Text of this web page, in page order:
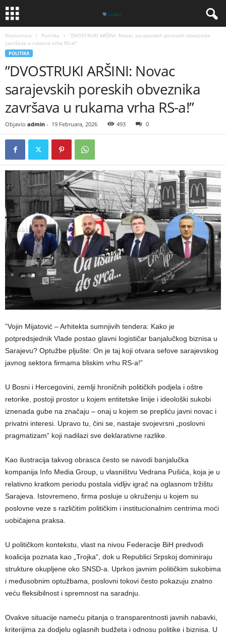
Naslovnica Politika
​”DVOSTRUKI ARŠINI: Novac sarajevskih poreskih obveznika
završava u rukama vrha RS-a!”
POLITIKA
​”DVOSTRUKI ARŠINI: Novac
sarajevskih poreskih obveznika
završava u rukama vrha RS-a!”
Objavio admin - 19 Februara, 2026 493 0
​”Vojin Mijatović – Arhitekta sumnjivih tendera: Kako je
potpredsjednik Vlade postao glavni logističar banjalučkog biznisa u
Sarajevu? Optužbe pljušte: On je taj koji otvara sefove sarajevskog
javnog sektora firmama bliskim vrhu RS-a!”
U Bosni i Hercegovini, zemlji hroničnih političkih podjela i oštre
retorike, postoji prostor u kojem entitetske linije i ideološki sukobi
iznenada gube na značaju – onaj u kojem se prepliću javni novac i
privatni interesi. Upravo tu, čini se, nastaje svojevrsni „poslovni
pragmatizam“ koji nadilazi sve deklarativne razlike.
Kao ilustracija takvog obrasca često se navodi banjalučka
kompanija Info Media Group, u vlasništvu Vedrana Pušića, koja je u
relativno kratkom periodu postala vidljiv igrač na oglasnom tržištu
Sarajeva. Istovremeno, firma posluje u okruženju u kojem su
poslovne veze s različitim političkim i institucionalnim centrima moći
uobičajena praksa.
U političkom kontekstu, vlast na nivou Federacije BiH predvodi
koalicija poznata kao „Trojka“, dok u Republici Srpskoj dominiraju
strukture okupljene oko SNSD-a. Uprkos javnim političkim sukobima
i međusobnim optužbama, poslovni tokovi često pokazuju znatno
veću fleksibilnost i spremnost na saradnju.
Ovakve situacije nameću pitanja o transparentnosti javnih nabavki,
kriterijima za dodjelu oglasnih budžeta i odnosu politike i biznisa. U